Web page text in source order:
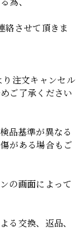
絡させて頂きま
り注文キャンセル
ご了承ください
品基準が異なる
がある場合もご
の画面によって
る交換、返品、